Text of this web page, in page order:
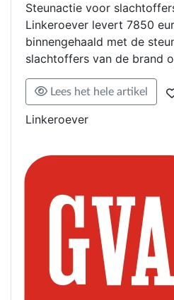
Steunactie voor
Linkeroever levert 7850
binnengehaald met de
slachtoffers van de brand
Lees het hele artikel
Linkeroever